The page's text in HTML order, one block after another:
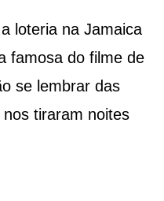
loteria na Jamaica
famosa do filme de
se lembrar das
tiraram noites